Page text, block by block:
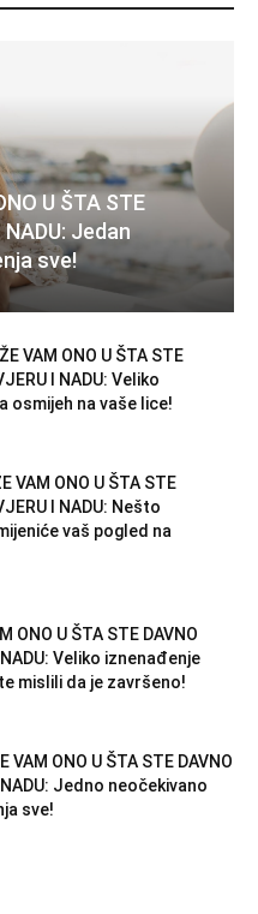
U ŠTA STE
NADU: Jedan
sve!
VAM ONO U ŠTA STE
I NADU: Veliko
osmijeh na vaše lice!
VAM ONO U ŠTA STE
I NADU: Nešto
vaš pogled na
ONO U ŠTA STE DAVNO
NADU: Veliko iznenađenje
mislili da je završeno!
VAM ONO U ŠTA STE DAVNO
NADU: Jedno neočekivano
sve!